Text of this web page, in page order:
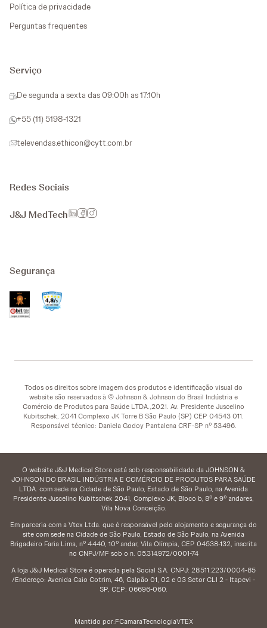
Política de privacidade
Perguntas frequentes
Serviço
De segunda a sexta das 09:00h as 17:10h
+55 (11) 5198-1321
televendas.ethicon@cytt.com.br
Redes Sociais
J&J MedTech
Segurança
Todos os direitos sobre imagem dos produtos e identificação visual do
website são reservados à © Johnson & Johnson do Brasil Indústria e
Comércio de Produtos para Saúde LTDA.,2021. Av. Presidente Juscelino
Kubitschek, 2041 Complexo JK Torre B São Paulo (SP) CEP 04543 011.
Responsável técnico: Daniela Godoy Pantalena CRF-SP nº 53.496.
O website J&J Medical Store está sob responsabilidade da JOHNSON &
JOHNSON DO BRASIL INDÚSTRIA E COMÉRCIO DE PRODUTOS PARA SAÚDE
LTDA. com sede na Cidade de São Paulo, Estado de São Paulo, na Avenida
Presidente Juscelino Kubitschek 2041, Complexo JK, Bloco b, 8º e 9º andares,
Vila Nova Conceição.
Em parceria com a Vtex Ltda. que é responsável pelo alojamento e segurança do
site com sede na Cidade de São Paulo, Estado de São Paulo, na Avenida
Brigadeiro Faria Lima, nº 4.440, 10º andar, Vila Olímpia, CEP 04538-132, inscrita
no CNPJ/MF sob o n. 05.314.972/0001-74
A loja J&J Medical Store é operada pela Social S.A. CNPJ: 28.511.223/0004-85
/Endereço: Avenida Caio Cotrim, 46, Galpão 01, 02 e 03 Setor CLI 2 - Itapevi -
SP, CEP: 06696-060.
Mantido por:FCamaraTecnologiaVTEX